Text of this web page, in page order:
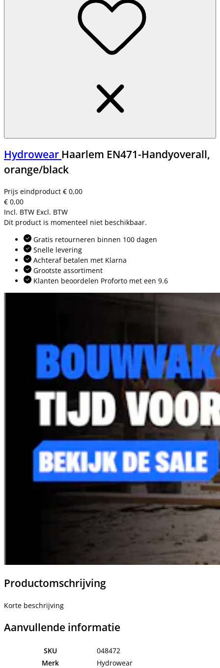
Hydrowear Haarlem EN471-Handyoverall,
orange/black
Prijs eindproduct € 0,00
€ 0,00
Incl. BTW Excl. BTW
Dit product is momenteel niet beschikbaar.
Gratis retourneren binnen 100 dagen
Snelle levering
Achteraf betalen met Klarna
Grootste assortiment
Klanten beoordelen Proforto met een 9.6
Productomschrijving
Korte beschrijving
Aanvullende informatie
SKU
048472
Merk
Hydrowear